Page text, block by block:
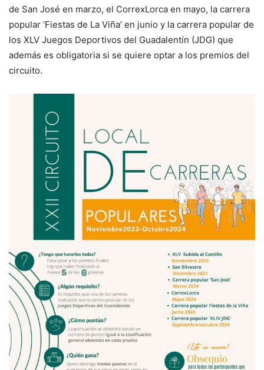
de San José en marzo, el CorrexLorca en mayo, la carrera
popular ‘Fiestas de La Viña’ en junio y la carrera popular de
los XLV Juegos Deportivos del Guadalentín (JDG) que
además es obligatoria si se quiere optar a los premios del
circuito.